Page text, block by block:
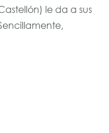
le da a sus